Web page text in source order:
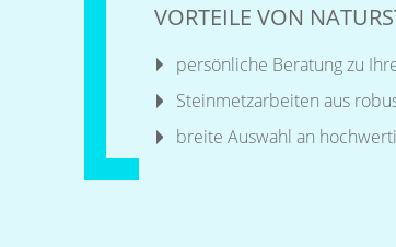
VORTEILE VON
persönliche Beratung zu
Steinmetzarbeiten aus
breite Auswahl an